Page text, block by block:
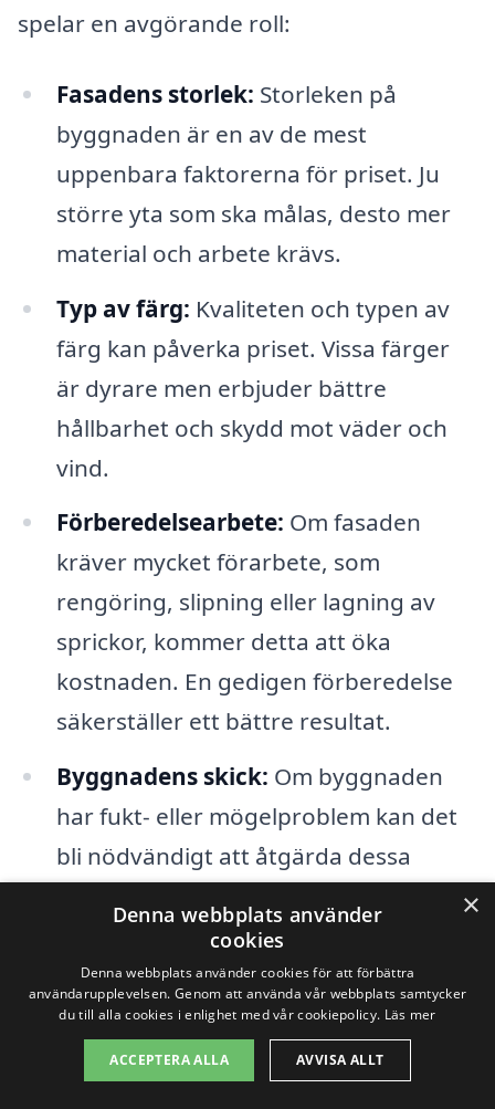
spelar en avgörande roll:
Fasadens storlek: Storleken på
byggnaden är en av de mest
uppenbara faktorerna för priset. Ju
större yta som ska målas, desto mer
material och arbete krävs.
Typ av färg: Kvaliteten och typen av
färg kan påverka priset. Vissa färger
är dyrare men erbjuder bättre
hållbarhet och skydd mot väder och
vind.
Förberedelsearbete: Om fasaden
kräver mycket förarbete, som
rengöring, slipning eller lagning av
sprickor, kommer detta att öka
kostnaden. En gedigen förberedelse
säkerställer ett bättre resultat.
Byggnadens skick: Om byggnaden
har fukt- eller mögelproblem kan det
bli nödvändigt att åtgärda dessa
påverkar priset.
Arbete och tjänster:Kostnaden för
arbetskraft kan variera mellan olika
företag. Det är viktigt att få flera
×
Denna webbplats använder
cookies
Denna webbplats använder cookies för att förbättra
användarupplevelsen. Genom att använda vår webbplats samtycker
du till alla cookies i enlighet med vår cookiepolicy. Läs mer
ACCEPTERA ALLA AVVISA ALLT